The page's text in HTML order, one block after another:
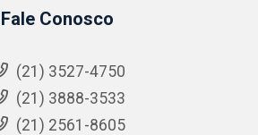
Fale Conosco
(21) 3527-4750
(21) 3888-3533
(21) 2561-8605